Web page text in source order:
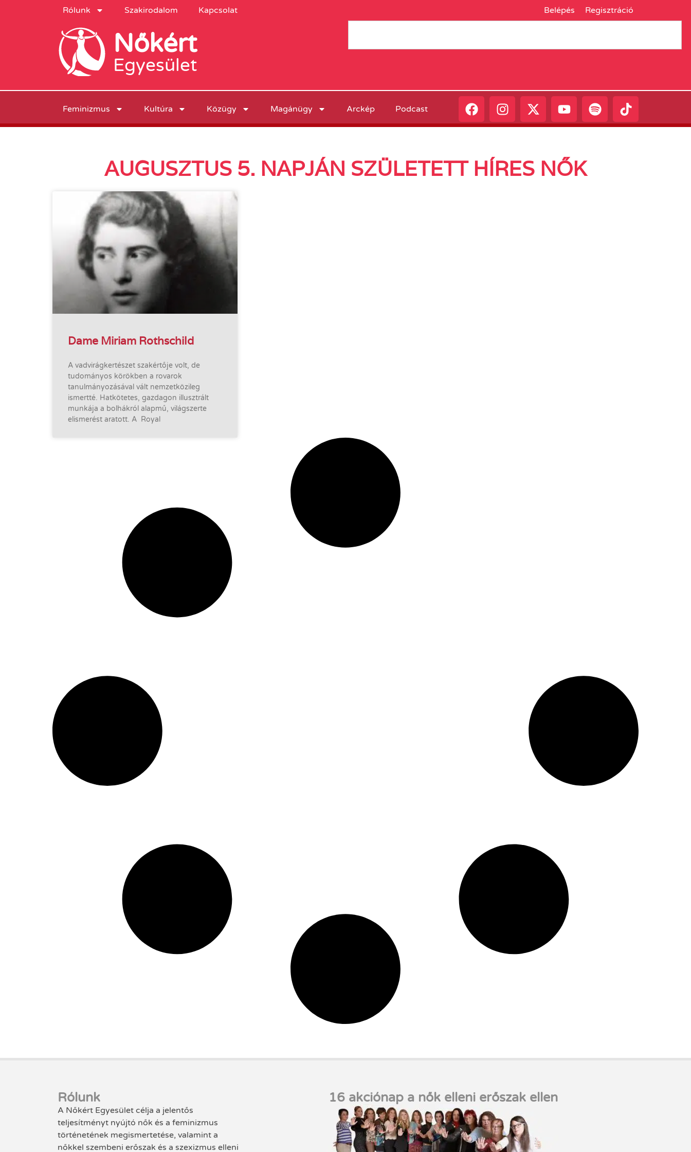
Rólunk Szakirodalom Kapcsolat Belépés Regisztráció
Nőkért
Egyesület
Feminizmus Kultúra Közügy Magánügy Arckép Podcast
AUGUSZTUS 5. NAPJÁN SZÜLETETT HÍRES NŐK
Dame Miriam Rothschild
A vadvirágkertészet szakértője volt, de
tudományos körökben a rovarok
tanulmányozásával vált nemzetközileg
ismertté. Hatkötetes, gazdagon illusztrált
munkája a bolhákról alapmű, világszerte
elismerést aratott. A Royal
Rólunk
A Nőkért Egyesület célja a jelentős
teljesítményt nyújtó nők és a feminizmus
történetének megismertetése, valamint a
nőkkel szembeni erőszak és a szexizmus elleni
16 akciónap a nők elleni erőszak ellen